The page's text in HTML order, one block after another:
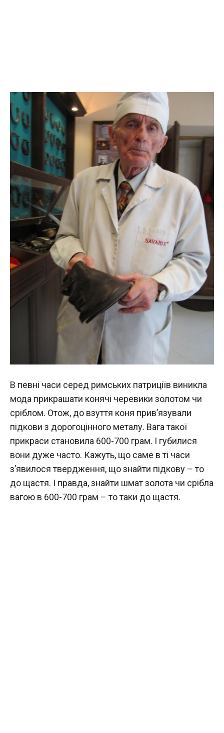
В певні часи серед римських патриціїв виникла
мода прикрашати конячі черевики золотом чи
сріблом. Отож, до взуття коня прив’язували
підкови з дорогоцінного металу. Вага такої
прикраси становила 600-700 грам. І губилися
вони дуже часто. Кажуть, що саме в ті часи
з’явилося твердження, що знайти підкову – то
до щастя. І правда, знайти шмат золота чи срібла
вагою в 600-700 грам – то таки до щастя.